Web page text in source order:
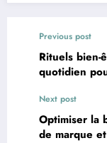
Previous post
Rituels bien-
quotidien
Next post
Optimiser la
de marque